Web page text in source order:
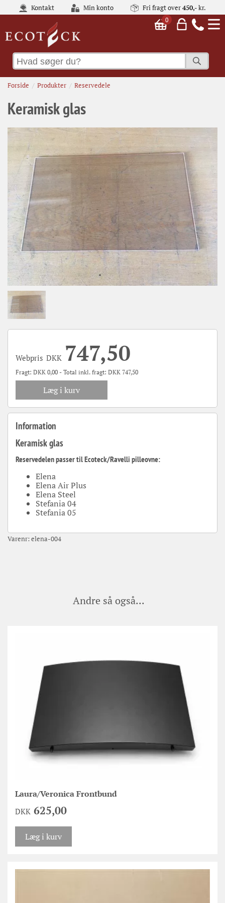
Kontakt Min konto Fri fragt over450,-kr.
0
Forside Produkter Reservedele
Keramisk glas
Webpris DKK 747,50
Fragt: DKK 0,00 - Total inkl. fragt: DKK 747,50
Læg i kurv
Information
Keramisk glas
Reservedelen passer til Ecoteck/Ravelli pilleovne:
Elena
Elena Air Plus
Elena Steel
Stefania 04
Stefania 05
Varenr:elena-004
Andre så også...
Laura/Veronica Frontbund
DKK 625,00
Læg i kurv